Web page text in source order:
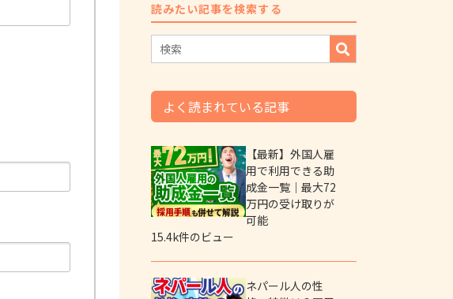
読みたい記事を検索する
よく読まれている記事
【最新】外国人雇
用で利用できる助
成金一覧｜最大72
万円の受け取りが
可能
15.4k件のビュー
ネパール人の性